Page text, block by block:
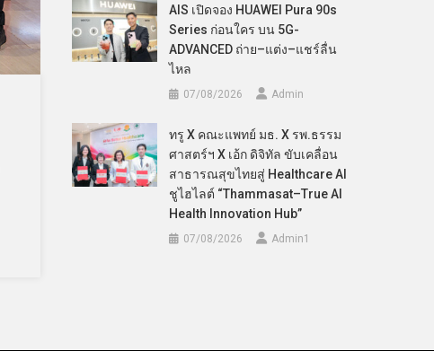
AIS เปิดจอง HUAWEI Pura 90s
Series ก่อนใคร บน 5G-
ADVANCED ถ่าย–แต่ง–แชร์ลื่น
ไหล
07/08/2026 Admin
ทรู X คณะแพทย์ มธ. X รพ.ธรรม
ศาสตร์ฯ X เอ้ก ดิจิทัล ขับเคลื่อน
สาธารณสุขไทยสู่ Healthcare AI
ชูไฮไลต์ “Thammasat–True AI
Health Innovation Hub”
07/08/2026 Admin​1